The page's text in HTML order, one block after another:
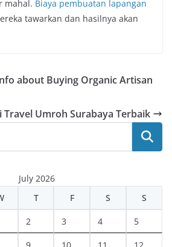
mahal. Biaya pembuatan lapangan
tawarkan dan hasilnya akan
about Buying Organic Artisan
Travel Umroh Surabaya Terbaik
July 2026
T F S S
2 3 4 5